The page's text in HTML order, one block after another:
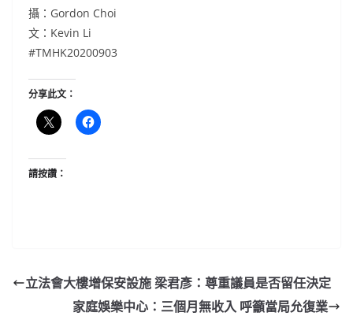
攝：Gordon Choi
文：Kevin Li
#TMHK20200903
分享此文：
請按讚：
立法會大樓增保安設施 梁君彥：尊重議員是否留任決定
家庭娛樂中心：三個月無收入 呼籲當局允復業